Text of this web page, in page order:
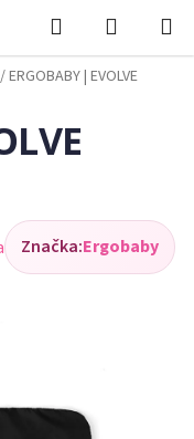
Hľadať
KOŠÍK
/ERGOBABY | EVOLVE
Značka:Ergobaby